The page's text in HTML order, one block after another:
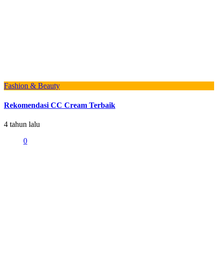
Fashion & Beauty
Rekomendasi CC Cream Terbaik
4 tahun lalu
0